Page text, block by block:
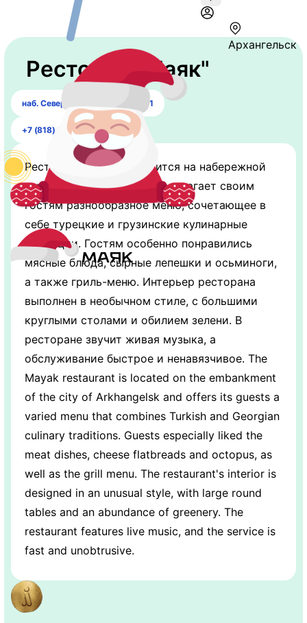
Архангельск
Ресторан "Маяк"
наб. Северной Двины, 71, корп. 1
+7 (818) 247-77-70
Ресторан «Маяк» находится на набережной
города Архангельска и предлагает своим
гостям разнообразное меню, сочетающее в
себе турецкие и грузинские кулинарные
традиции. Гостям особенно понравились
мясные блюда, сырные лепешки и осьминоги,
а также гриль-меню. Интерьер ресторана
выполнен в необычном стиле, с большими
круглыми столами и обилием зелени. В
ресторане звучит живая музыка, а
обслуживание быстрое и ненавязчивое. The
Mayak restaurant is located on the embankment
of the city of Arkhangelsk and offers its guests a
varied menu that combines Turkish and Georgian
culinary traditions. Guests especially liked the
meat dishes, cheese flatbreads and octopus, as
well as the grill menu. The restaurant's interior is
designed in an unusual style, with large round
tables and an abundance of greenery. The
restaurant features live music, and the service is
fast and unobtrusive.